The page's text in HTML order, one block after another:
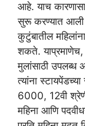
आहे. याच
सुरू करण्यात आली
कुटुंबातील
शकते. याप्रमाणेच,
मुलांसाठी उपलब्ध
त्यांना
6000, 12वी
महिना आणि